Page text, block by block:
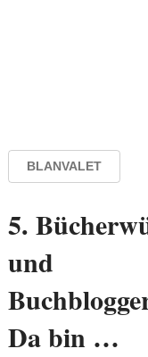
BLANVALET
5.
und
Da bin …